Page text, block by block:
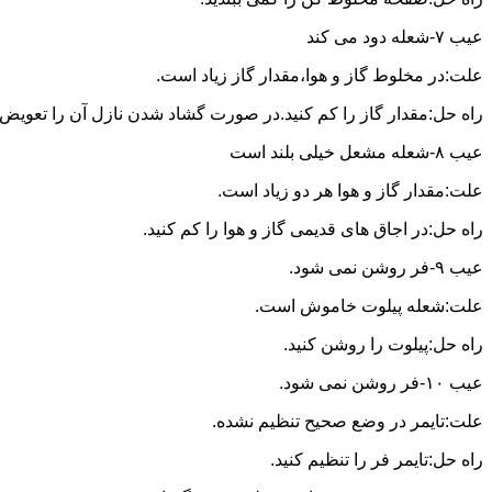
عیب ۷-شعله دود می کند
علت:در مخلوط گاز و هوا،مقدار گاز زیاد است.
راه حل:مقدار گاز را کم کنید.در صورت گشاد شدن نازل آن را تعویض
عیب ۸-شعله مشعل خیلی بلند است
علت:مقدار گاز و هوا هر دو زیاد است.
راه حل:در اجاق های قدیمی گاز و هوا را کم کنید.
عیب ۹-فر روشن نمی شود.
علت:شعله پیلوت خاموش است.
راه حل:پیلوت را روشن کنید.
عیب ۱۰-فر روشن نمی شود.
علت:تایمر در وضع صحیح تنظیم نشده.
راه حل:تایمر فر را تنظیم کنید.